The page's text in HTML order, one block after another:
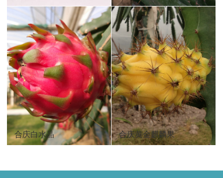
合庆白水晶 合庆黄金麒麟果